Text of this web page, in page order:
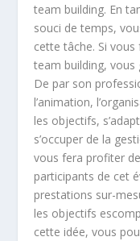
team building. En
souci de temps,
cette tâche. Si
team building, vous
De par son
l’animation,
les objectifs,
s’occuper de la
vous fera profiter
participants de cet
prestations sur-
les objectifs
cette idée, vous